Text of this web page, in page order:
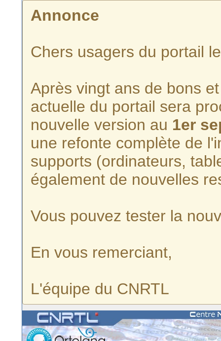
Annonce
Chers usagers du portail
Après vingt ans de bons
actuelle du portail sera
nouvelle version au 1er
une refonte complète de
supports (ordinateurs,
également de nouvelles
Vous pouvez tester la
En vous remerciant,
L'équipe du CNRTL